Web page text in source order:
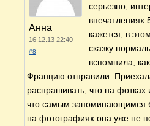
Анна
16.12.13 22:40
#8
серьезно,
кажется, в
сказку
вспомнила,
Францию отправили.
распрашивать, что на фотках
что самым запоминающимся
на фотографиях она уже не